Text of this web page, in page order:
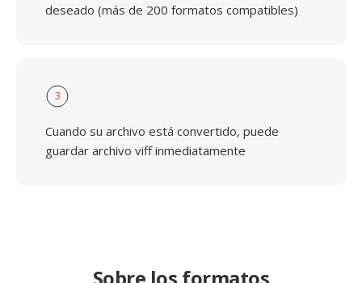
deseado (más de 200 formatos compatibles)
3
Cuando su archivo está convertido, puede
guardar archivo viff inmediatamente